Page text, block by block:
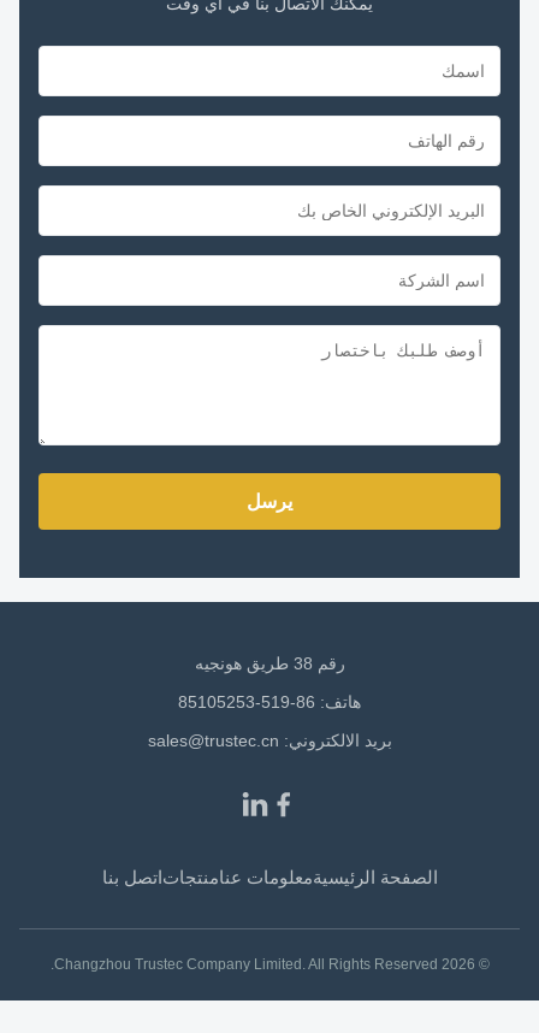
يرسل
هاتف: 86-519-85105253
بريد الالكتروني: sales@trustec.cn
الصفحة الرئيسيةمعلومات عنامنتجاتاتصل بنا